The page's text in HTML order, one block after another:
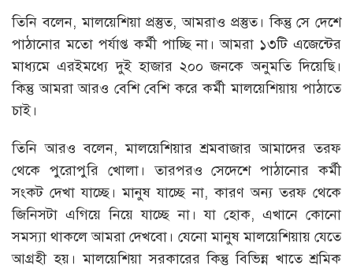
তিনি বলেন, মালয়েশিয়া প্রস্তুত, আমরাও প্রস্তুত। কিন্তু সে দেশে
পাঠানোর মতো পর্যাপ্ত কর্মী পাচ্ছি না। আমরা ১৩টি এজেন্টের
মাধ্যমে এরইমধ্যে দুই হাজার ২০০ জনকে অনুমতি দিয়েছি।
কিন্তু আমরা আরও বেশি বেশি করে কর্মী মালয়েশিয়ায় পাঠাতে
চাই।
তিনি আরও বলেন, মালয়েশিয়ার শ্রমবাজার আমাদের তরফ
থেকে পুরোপুরি খোলা। তারপরও সেদেশে পাঠানোর কর্মী
সংকট দেখা যাচ্ছে। মানুষ যাচ্ছে না, কারণ অন্য তরফ থেকে
জিনিসটা এগিয়ে নিয়ে যাচ্ছে না। যা হোক, এখানে কোনো
সমস্যা থাকলে আমরা দেখবো। যেনো মানুষ মালয়েশিয়ায় যেতে
আগ্রহী হয়। মালয়েশিয়া সরকারের কিন্তু বিভিন্ন খাতে শ্রমিক